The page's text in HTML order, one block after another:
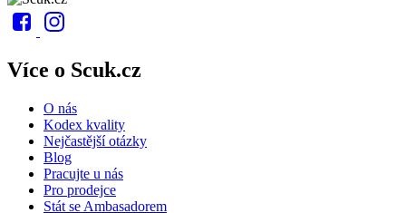
Více o Scuk.cz
O nás
Kodex kvality
Nejčastější otázky
Blog
Pracujte u nás
Pro prodejce
Stát se Ambasadorem